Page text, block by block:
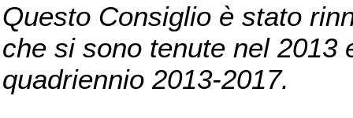
Questo Consiglio è stato
che si sono tenute nel 2013
quadriennio 2013-2017.